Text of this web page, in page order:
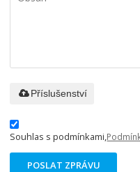
Příslušenství
Souhlas s podmínkami,
POSLAT ZPRÁVU